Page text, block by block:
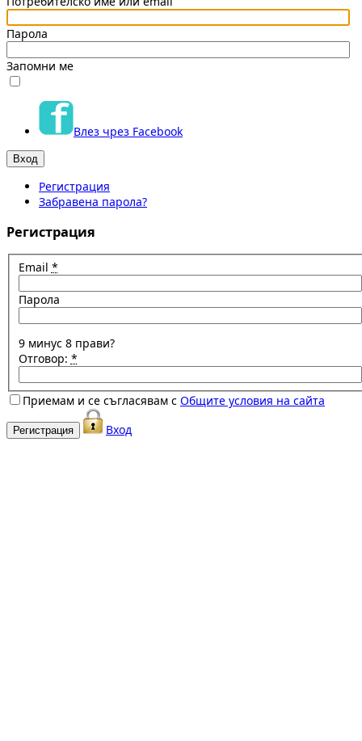
Парола
Запомни ме
Влез чрез Facebook
Регистрация
Забравена парола?
Регистрация
Email *
Парола
9 минус 8 прави?
Отговор: *
Приемам и се съгласявам с Общите условия на сайта
Вход